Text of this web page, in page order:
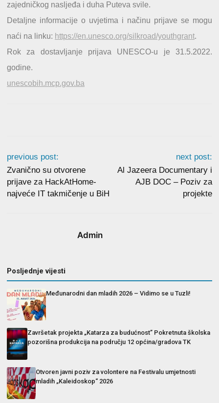
zajedničkog nasljeđa i duha Puteva svile.
Detaljne informacije o uvjetima i načinu prijave se mogu
naći na linku: https://en.unesco.org/silkroad/youthgrant.
Rok za dostavljanje prijava UNESCO-u je 31.5.2022.
godine.
unescobih.mcp.gov.ba
previous post:
Zvanično su otvorene
prijave za HackAtHome-
najveće IT takmičenje u BiH
next post:
Al Jazeera Documentary i
AJB DOC – Poziv za
projekte
Admin
Posljednje vijesti
Međunarodni dan mladih 2026 – Vidimo se u Tuzli!
Završetak projekta „Katarza za budućnost” Pokretnuta školska
pozorišna produkcija na području 12 općina/gradova TK
Otvoren javni poziv za volontere na Festivalu umjetnosti
mladih „Kaleidoskop“ 2026